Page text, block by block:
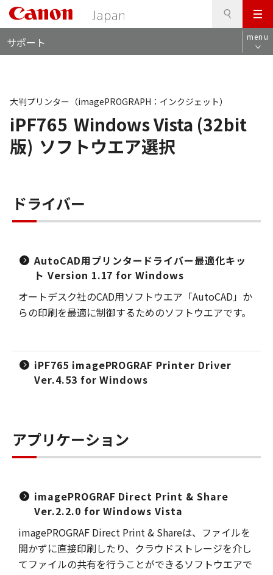
メ
ニ
ュ
サポート menu
iPF765 Windows Vista (32bit
版) ソフトウエア選択
大判プリンター（imagePROGRAPH：インクジェット）
ドライバー
AutoCAD用プリンタードライバー最適化キッ
ト Version 1.17 for Windows
オートデスク社のCAD用ソフトウエア「AutoCAD」か
らの印刷を最適に制御するためのソフトウエアです。
iPF765 imagePROGRAF Printer Driver
Ver.4.53 for Windows
アプリケーション
imagePROGRAF Direct Print & Share
Ver.2.2.0 for Windows Vista
imagePROGRAF Direct Print & Shareは、ファイルを
開かずに直接印刷したり、クラウドストレージを介し
てファイルの共有を行うことができるソフトウエアで